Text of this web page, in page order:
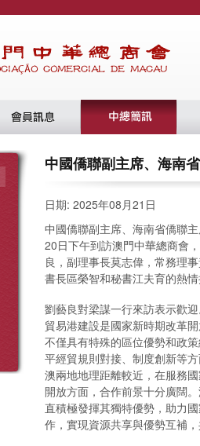
中國僑聯副主席、海南
日期: 2025年08月21日
中國僑聯副主席、海南省僑聯
20日下午到訪澳門中華總商會
良，副理事長莫志偉，常務理
書長區榮智和秘書江夫育的熱
劉藝良對梁謀一行來訪表示歡
貿易港建設是國家新時期改革
不僅具有特殊的區位優勢和政
平經貿規則對接、制度創新等
澳兩地地理距離較近，在服務
開放方面，合作前景十分廣闊
直積極發揮其獨特優勢，助力
作，實現資源共享與優勢互補